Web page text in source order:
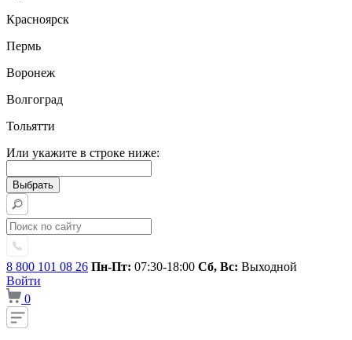
Красноярск
Пермь
Воронеж
Волгоград
Тольятти
Или укажите в строке ниже:
8 800 101 08 26 Пн-Пт: 07:30-18:00 Сб, Вс: Выходной
Войти
0